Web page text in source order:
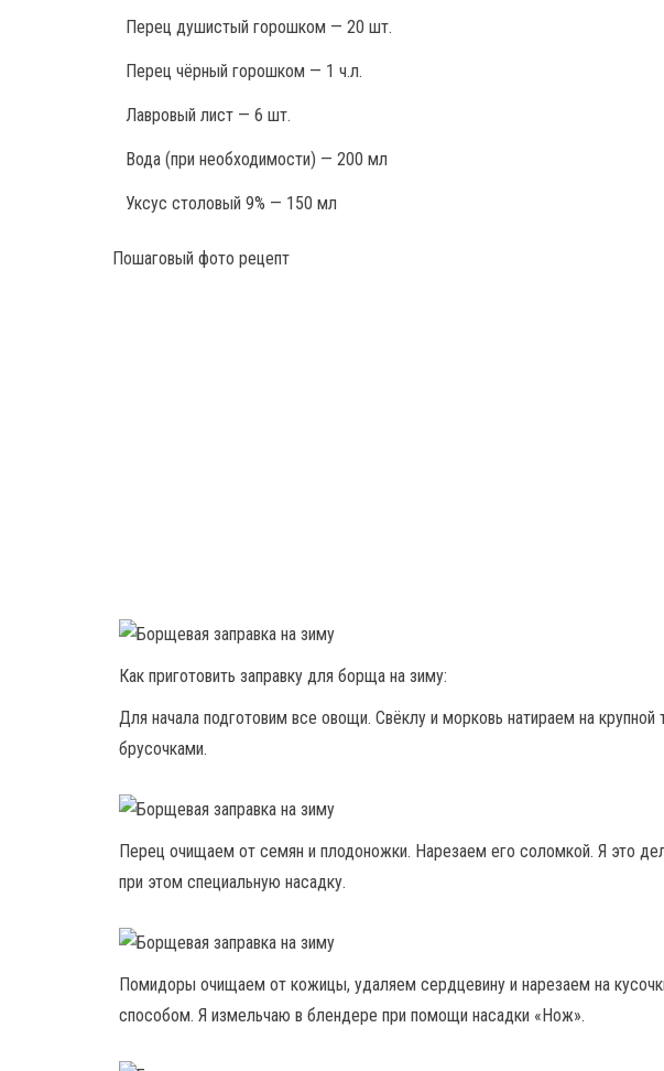
Перец душистый горошком — 20 шт.
Перец чёрный горошком — 1 ч.л.
Лавровый лист — 6 шт.
Вода (при необходимости) — 200 мл
Уксус столовый 9% — 150 мл
Пошаговый фото рецепт
Как приготовить заправку для борща на зиму:
Для начала подготовим все овощи. Свёклу и морковь натираем на
брусочками.
Перец очищаем от семян и плодоножки. Нарезаем его соломкой. Я это
при этом специальную насадку.
Помидоры очищаем от кожицы, удаляем сердцевину и нарезаем на
способом. Я измельчаю в блендере при помощи насадки «Нож».